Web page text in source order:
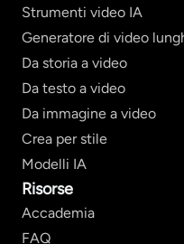
Strumenti video IA
Generatore di video
Da storia a video
Da testo a video
Da immagine a video
Crea per stile
Modelli IA
Risorse
Accademia
FAQ